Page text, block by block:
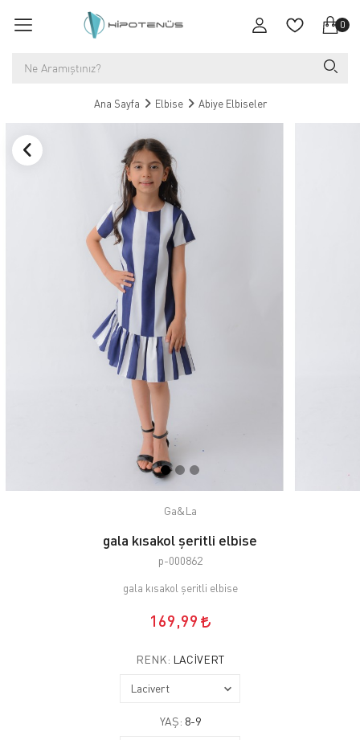
0
Ana Sayfa Elbise Abiye Elbiseler
Ga&La
gala kısakol şeritli elbise
p-000862
gala kısakol şeritli elbise
169,99
RENK: LACIVERT
YAŞ: 8-9